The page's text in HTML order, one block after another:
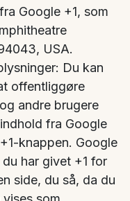
Google +1, som
USA.
Du kan
offentliggøre
andre brugere
fra Google
knappen. Google
har givet +1 for
side, du så, da du